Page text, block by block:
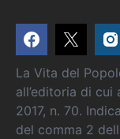
La Vita del
all’editoria di
2017, n. 70.
del comma 2